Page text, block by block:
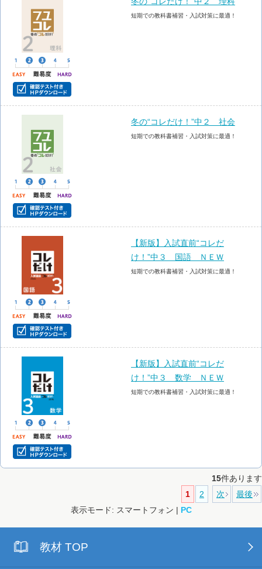
短期での教科書補習・入試対策に最適！
冬の“コレだけ！”中２ 社会
短期での教科書補習・入試対策に最適！
【新版】入試直前“コレだ
け！”中３ 国語 ＮＥＷ
短期での教科書補習・入試対策に最適！
【新版】入試直前“コレだ
け！”中３ 数学 ＮＥＷ
短期での教科書補習・入試対策に最適！
15件あります
1
2 次
最後
表示モード: スマートフォン | PC
教材 TOP